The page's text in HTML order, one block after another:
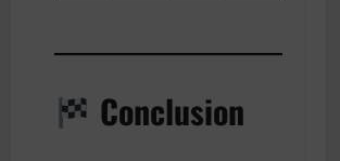
Conclusion